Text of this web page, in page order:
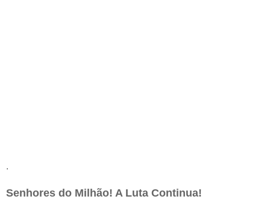
.
Senhores do Milhão! A Luta Continua!